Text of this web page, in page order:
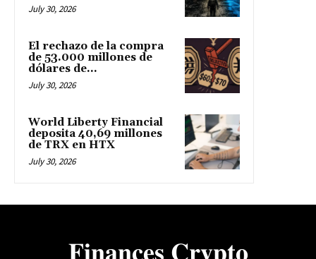
July 30, 2026
El rechazo de la compra
de 53.000 millones de
dólares de...
July 30, 2026
World Liberty Financial
deposita 40,69 millones
de TRX en HTX
July 30, 2026